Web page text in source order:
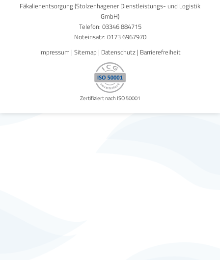
Fäkalienentsorgung (Stolzenhagener Dienstleistungs- und Logistik
GmbH)
Telefon: 03346 884715
Noteinsatz: 0173 6967970
Impressum | Sitemap | Datenschutz | Barrierefreiheit
Zertifiziert nach ISO 50001